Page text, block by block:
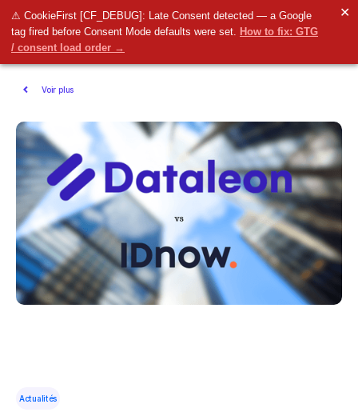
⚠ CookieFirst [CF_DEBUG]: Late Consent detected — a Google
tag fired before Consent Mode defaults were set. How to fix: GTG
/ consent load order →
✕
Voir plus
Actualités